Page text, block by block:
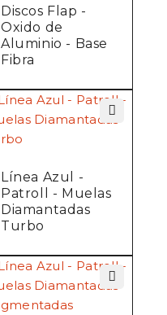
Discos Flap -
Oxido de
Aluminio - Base
Fibra
Línea Azul -
Patroll - Muelas
Diamantadas
Turbo